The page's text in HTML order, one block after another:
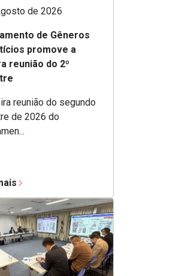
de 2026
de Gêneros
promove a
reunião do 2º
reunião do segundo
de 2026 do